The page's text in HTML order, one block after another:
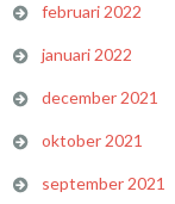
februari 2022
januari 2022
december 2021
oktober 2021
september 2021